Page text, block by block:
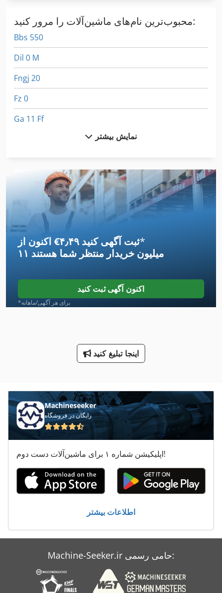
محبوب‌ترین نام‌های ماشین‌آلات را مرور کنید:
Bbs 550
Dil 0 M
Fngj 20
Fz 0
Ga 11 Ff
International 434
Kgs 1670
Meh 5 2 1 8 B
Mvh 5 1 4 B
Ng 200
R 706
Rlu 210
راهنمای و راهنمایی تا 500 Mm ماشین تراش دوک نخ ریسی
صفحه جعبه
طرف لودر
ماشین های مرتب کننده
نمایش بیشتر
اکنون از ‎€۴٫۴۹ ثبت آگهی کنید*
۱۱ میلیون خریدار منتظر شما هستند
اکنون آگهی ثبت کنید
*برای هر آگهی/ماهانه
اینجا تبلیغ کنید
Machineseeker
رایگان در فروشگاه
اپلیکیشن شماره ۱ برای ماشین‌آلات دست دوم!
اطلاعات بیشتر
Machine-Seeker.ir حامی رسمی: